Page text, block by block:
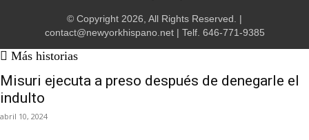
© Copyright 2026, All Rights Reserved. |
contact@newyorkhispano.net| Telf. 646-771-9385
Más historias
Misuri ejecuta a preso después de denegarle el
indulto
abril 10, 2024